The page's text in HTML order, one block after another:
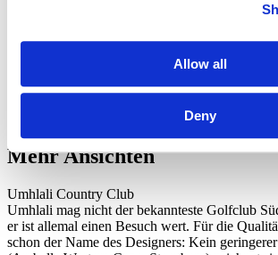
Allow all
Deny
Umhlali Country Club
Umhlali Country Club
Mehr Ansichten
Umhlali Country Club
Umhlali mag nicht der bekannteste Golfclub
er ist allemal einen Besuch wert. Für die
schon der Name des Designers: Kein